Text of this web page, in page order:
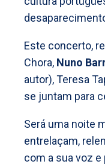
Este concerto,
Chora, Nuno
autor), Teresa
se juntam para
Será uma noite
entrelaçam,
com a sua voz e